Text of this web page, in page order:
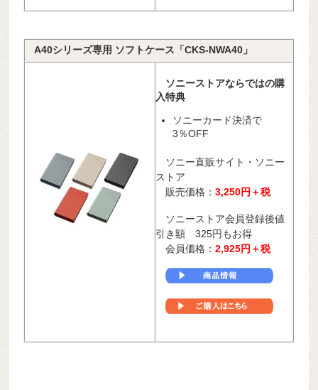
A40シリーズ専用 ソフトケース「CKS-NWA40」
ソニーストアならではの購
入特典
ソニーカード決済で
3％OFF
ソニー直販サイト・ソニー
ストア
販売価格：3,250円＋税
ソニーストア会員登録後値
引き額 325円もお得
会員価格：2,925円＋税